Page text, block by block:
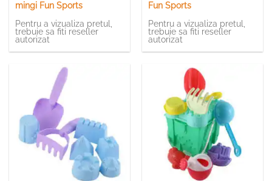
mingi Fun Sports
Pentru a vizualiza pretul,
trebuie sa fiti reseller
autorizat
Fun Sports
Pentru a vizualiza pretul,
trebuie sa fiti reseller
autorizat